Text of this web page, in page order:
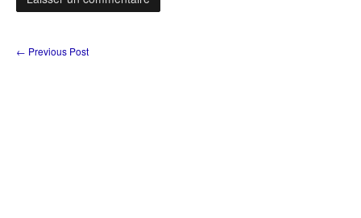
← Previous Post